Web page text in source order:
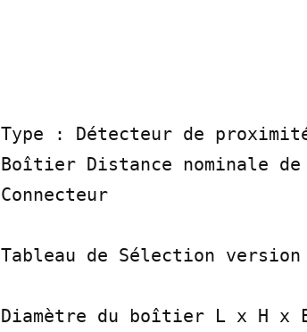
Type : Détecteur de
Boîtier Distance nominale
Connecteur
Tableau de Sélection version
Diamètre du boîtier L x H x